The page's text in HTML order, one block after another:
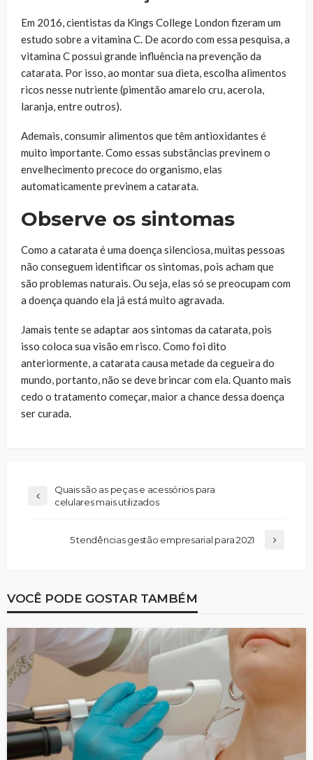
Em 2016, cientistas da Kings College London fizeram um
estudo sobre a vitamina C. De acordo com essa pesquisa, a
vitamina C possui grande influência na prevenção da
catarata. Por isso, ao montar sua dieta, escolha alimentos
ricos nesse nutriente (pimentão amarelo cru, acerola,
laranja, entre outros).
Ademais, consumir alimentos que têm antioxidantes é
muito importante. Como essas substâncias previnem o
envelhecimento precoce do organismo, elas
automaticamente previnem a catarata.
Observe os sintomas
Como a catarata é uma doença silenciosa, muitas pessoas
não conseguem identificar os sintomas, pois acham que
são problemas naturais. Ou seja, elas só se preocupam com
a doença quando ela já está muito agravada.
Jamais tente se adaptar aos sintomas da catarata, pois
isso coloca sua visão em risco. Como foi dito
anteriormente, a catarata causa metade da cegueira do
mundo, portanto, não se deve brincar com ela. Quanto mais
cedo o tratamento começar, maior a chance dessa doença
ser curada.
Quais são as peças e acessórios para
celulares mais utilizados
5 tendências gestão empresarial para 2021
VOCÊ PODE GOSTAR TAMBÉM